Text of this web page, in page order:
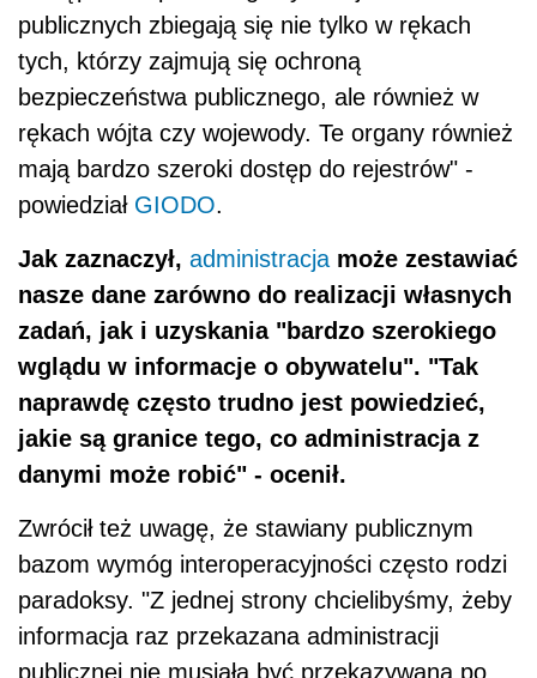
publicznych zbiegają się nie tylko w rękach
tych, którzy zajmują się ochroną
bezpieczeństwa publicznego, ale również w
rękach wójta czy wojewody. Te organy również
mają bardzo szeroki dostęp do rejestrów" -
powiedział GIODO.
Jak zaznaczył, administracja może zestawiać
nasze dane zarówno do realizacji własnych
zadań, jak i uzyskania "bardzo szerokiego
wglądu w informacje o obywatelu". "Tak
naprawdę często trudno jest powiedzieć,
jakie są granice tego, co administracja z
danymi może robić" - ocenił.
Zwrócił też uwagę, że stawiany publicznym
bazom wymóg interoperacyjności często rodzi
paradoksy. "Z jednej strony chcielibyśmy, żeby
informacja raz przekazana administracji
publicznej nie musiała być przekazywana po